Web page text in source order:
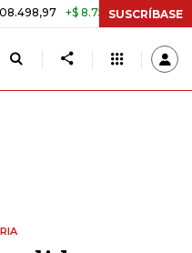
+$ 8.753,81 +2,19% TASA DE
SUSCRÍBASE